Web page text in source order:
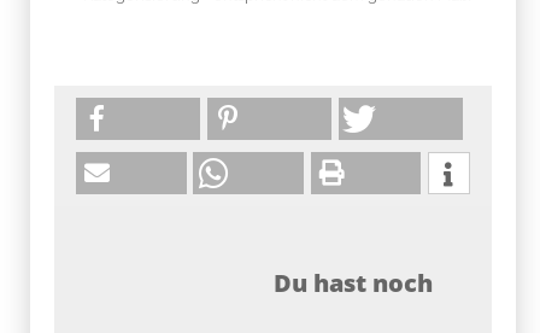
Du hast noch